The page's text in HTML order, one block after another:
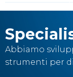
Abbiamo
strumenti per